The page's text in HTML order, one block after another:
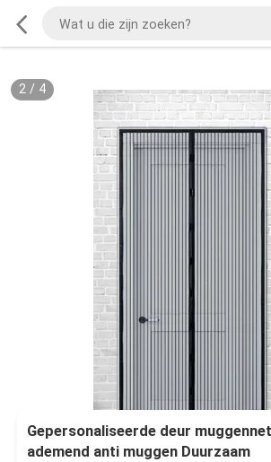
2/ 4
Gepersonaliseerde deur
ademend anti muggen Duurzaam